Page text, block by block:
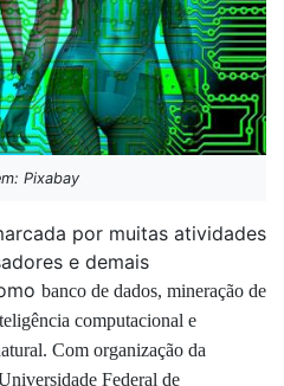
Pixabay
por muitas atividades
e demais
banco de dados, mineração de
computacional e
Com organização da
Federal de